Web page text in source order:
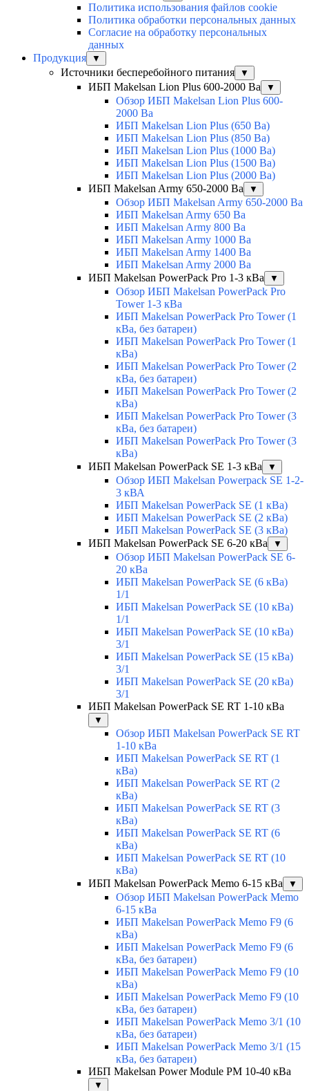
Политика использования файлов cookie
Политика обработки персональных данных
Согласие на обработку персональных
данных
Продукция
▼
Источники бесперебойного питания ▼
ИБП Makelsan Lion Plus 600-2000 Ва ▼
Обзор ИБП Makelsan Lion Plus 600-
2000 Вa
ИБП Makelsan Lion Plus (650 Ва)
ИБП Makelsan Lion Plus (850 Ва)
ИБП Makelsan Lion Plus (1000 Ва)
ИБП Makelsan Lion Plus (1500 Ва)
ИБП Makelsan Lion Plus (2000 Ва)
ИБП Makelsan Army 650-2000 Ва
▼
Обзор ИБП Makelsan Army 650-2000 Ва
ИБП Makelsan Army 650 Ва
ИБП Makelsan Army 800 Ва
ИБП Makelsan Army 1000 Ва
ИБП Makelsan Army 1400 Ва
ИБП Makelsan Army 2000 Ва
ИБП Makelsan PowerPack Pro 1-3 кВа
▼
Обзор ИБП Makelsan PowerPack Pro
Tower 1-3 кВа
ИБП Makelsan PowerPack Pro Tower (1
кВа, без батареи)
ИБП Makelsan PowerPack Pro Tower (1
кВа)
ИБП Makelsan PowerPack Pro Tower (2
кВа, без батареи)
ИБП Makelsan PowerPack Pro Tower (2
кВа)
ИБП Makelsan PowerPack Pro Tower (3
кВа, без батареи)
ИБП Makelsan PowerPack Pro Tower (3
кВа)
ИБП Makelsan PowerPack SE 1-3 кВа
▼
Обзор ИБП Makelsan Powerpack SE 1-2-
3 кВА
ИБП Makelsan PowerPack SE (1 кВа)
ИБП Makelsan PowerPack SE (2 кВа)
ИБП Makelsan PowerPack SE (3 кВа)
ИБП Makelsan PowerPack SE 6-20 кВа
▼
Обзор ИБП Makelsan PowerPack SE 6-
20 кВа
ИБП Makelsan PowerPack SE (6 кВа)
1/1
ИБП Makelsan PowerPack SE (10 кВа)
1/1
ИБП Makelsan PowerPack SE (10 кВа)
3/1
ИБП Makelsan PowerPack SE (15 кВа)
3/1
ИБП Makelsan PowerPack SE (20 кВа)
3/1
ИБП Makelsan PowerPack SE RT 1-10 кВа
▼
Обзор ИБП Makelsan PowerPack SE RT
1-10 кВа
ИБП Makelsan PowerPack SE RT (1
кВа)
ИБП Makelsan PowerPack SE RT (2
кВа)
ИБП Makelsan PowerPack SE RT (3
кВа)
ИБП Makelsan PowerPack SE RT (6
кВа)
ИБП Makelsan PowerPack SE RT (10
кВа)
ИБП Makelsan PowerPack Memo 6-15 кВа
▼
Обзор ИБП Makelsan PowerPack Memo
6-15 кВа
ИБП Makelsan PowerPack Memo F9 (6
кВа)
ИБП Makelsan PowerPack Memo F9 (6
кВа, без батареи)
ИБП Makelsan PowerPack Memo F9 (10
кВа)
ИБП Makelsan PowerPack Memo F9 (10
кВа, без батареи)
ИБП Makelsan PowerPack Memo 3/1 (10
кВа, без батареи)
ИБП Makelsan PowerPack Memo 3/1 (15
кВа, без батареи)
ИБП Makelsan Power Module PM 10-40 кВа
▼